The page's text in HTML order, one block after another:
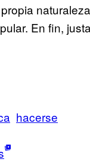
En fin,
hacerse